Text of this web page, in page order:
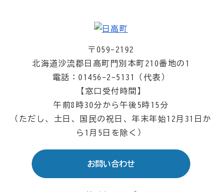
〒059-2192
北海道沙流郡日高町門別本町210番地の1
電話：01456-2-5131（代表）
【窓口受付時間】
午前8時30分から午後5時15分
（ただし、土日、国民の祝日、年末年始12月31日か
ら1月5日を除く）
お問い合わせ